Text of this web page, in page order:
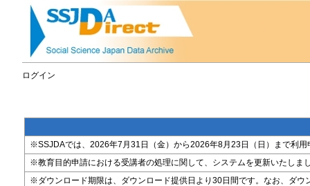
ログイン
※SSJDAでは、2026年7月31日（金）から2026年8月23日（日）まで利
※教育目的申請における受講者の処理に関して、システムを更新いたしま
※ダウンロード期限は、ダウンロード提供日より30日間です。なお、ダ